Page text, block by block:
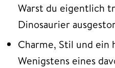
Warst du eigentlich
Dinosaurier
Charme, Stil und ein
Wenigstens eines